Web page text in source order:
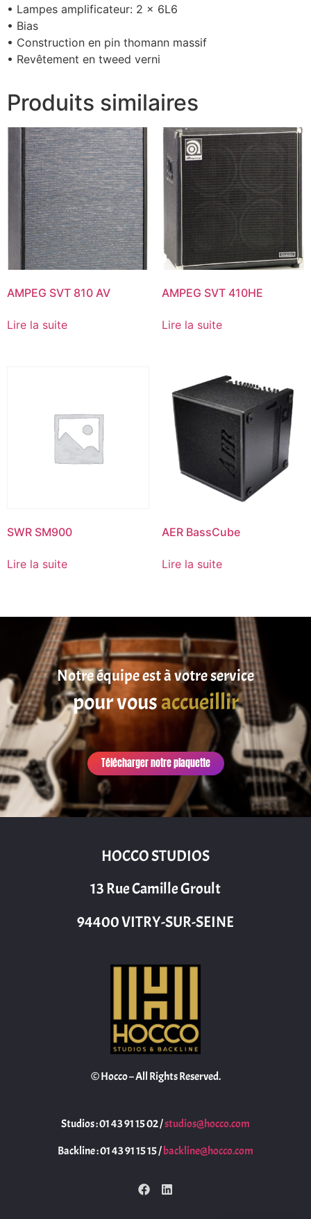
• Lampes amplificateur: 2 x 6L6
• Bias
• Construction en pin thomann massif
• Revêtement en tweed verni
Produits similaires
AMPEG SVT 810 AV
Lire la suite
AMPEG SVT 410HE
Lire la suite
SWR SM900
Lire la suite
AER BassCube
Lire la suite
Notre équipe est à votre service
pour vousaccueillir
Télécharger notre plaquette
HOCCO STUDIOS
13 Rue Camille Groult
94400 VITRY-SUR-SEINE
© Hocco – All Rights Reserved.
Studios : 01 43 91 15 02 /studios@hocco.com
Backline : 01 43 91 15 15 /backline@hocco.com